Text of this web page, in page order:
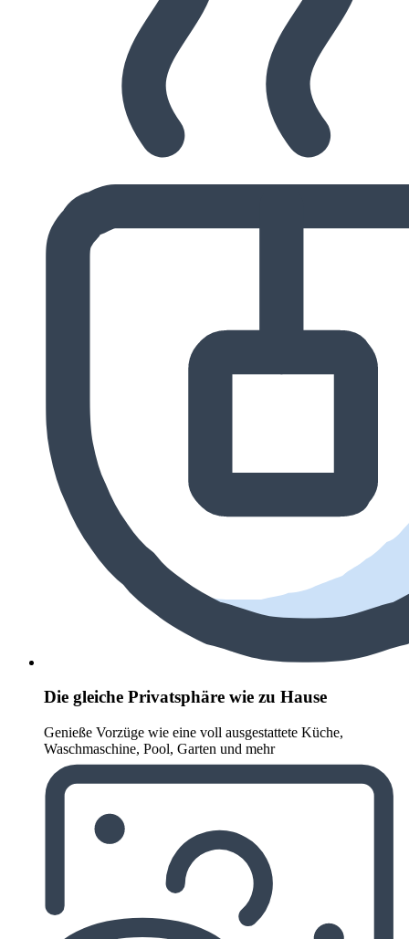
Die gleiche Privatsphäre wie zu Hause
Genieße Vorzüge wie eine voll ausgestattete Küche,
Waschmaschine, Pool, Garten und mehr